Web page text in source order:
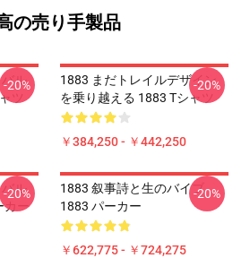
の売り手製品
ル
ツ
-20%
1883 まだトレイルデザイン
を乗り越える 1883 Tシャツ
￥384,250 - ￥442,250
-20%
ル
カー
-20%
1883 叙事詩と生のバイブ
1883 パーカー
￥622,775 - ￥724,275
-20%